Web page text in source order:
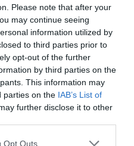
Please note that after your
may continue seeing
information utilized by
to third parties prior to
opt-out of the further
by third parties on the
This information may
parties on the IAB’s List of
further disclose it to other
Opt Outs
κάτι περισσότερο από
προβολή, μια φίλη,
πρώτες αμήχανες
ερωτήματα για το τι
ελευθερία στα
μας —και με την